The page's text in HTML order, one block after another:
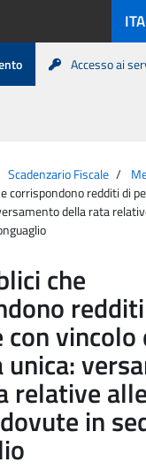
ITA
Accesso ai
Scadenzario Fiscale
corrispondono redditi di
della rata
che
con vincolo
relative alle
in